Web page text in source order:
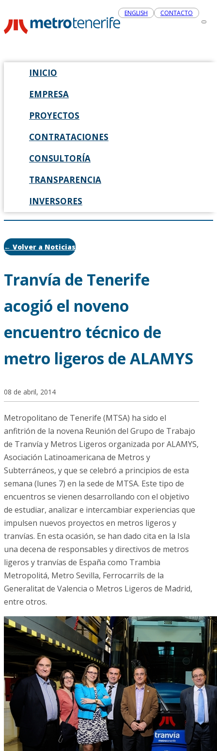
ENGLISH CONTACTO
INICIO
EMPRESA
PROYECTOS
CONTRATACIONES
CONSULTORÍA
TRANSPARENCIA
INVERSORES
← Volver a Noticias
Tranvía de Tenerife
acogió el noveno
encuentro técnico de
metro ligeros de ALAMYS
08 de abril, 2014
Metropolitano de Tenerife (MTSA) ha sido el
anfitrión de la novena Reunión del Grupo de Trabajo
de Tranvía y Metros Ligeros organizada por ALAMYS,
Asociación Latinoamericana de Metros y
Subterráneos, y que se celebró a principios de esta
semana (lunes 7) en la sede de MTSA. Este tipo de
encuentros se vienen desarrollando con el objetivo
de estudiar, analizar e intercambiar experiencias que
impulsen nuevos proyectos en metros ligeros y
tranvías. En esta ocasión, se han dado cita en la Isla
una decena de responsables y directivos de metros
ligeros y tranvías de España como Trambia
Metropolitá, Metro Sevilla, Ferrocarrils de la
Generalitat de Valencia o Metros Ligeros de Madrid,
entre otros.